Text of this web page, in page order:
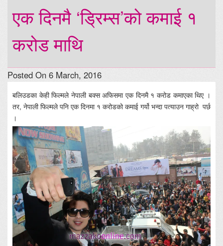
एक दिनमै ‘ड्रिम्स’को कमाई १
करोड माथि
Posted On 6 March, 2016
बलिउडका केही फिल्मले नेपाली बक्स अफिसमा एक दिनमै १ करोड कमाएका थिए ।
तर, नेपाली फिल्मले पनि एक दिनमा १ करोडको कमाई गर्यो भन्दा पत्याउन गाह्रो पर्छ
।